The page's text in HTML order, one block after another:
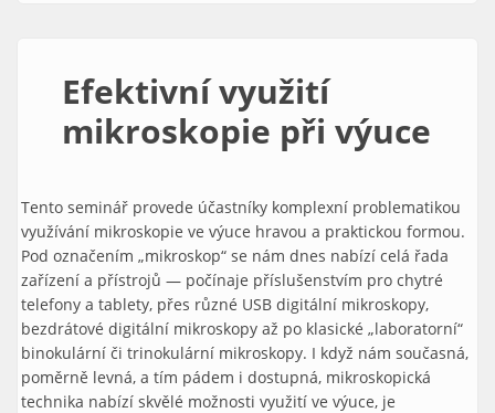
Efektivní využití
mikroskopie při výuce
Tento seminář provede účastníky komplexní problematikou
využívání mikroskopie ve výuce hravou a praktickou formou.
Pod označením „mikroskop“ se nám dnes nabízí celá řada
zařízení a přístrojů — počínaje příslušenstvím pro chytré
telefony a tablety, přes různé USB digitální mikroskopy,
bezdrátové digitální mikroskopy až po klasické „laboratorní“
binokulární či trinokulární mikroskopy. I když nám současná,
poměrně levná, a tím pádem i dostupná, mikroskopická
technika nabízí skvělé možnosti využití ve výuce, je